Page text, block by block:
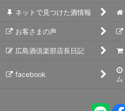
ネットで見つけた酒情報
お客さまの声
広島酒倶楽部店長日記
facebook
ム